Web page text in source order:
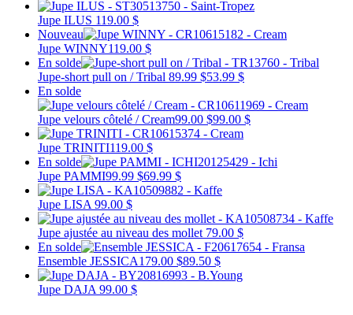
Jupe ILUS 119.00 $
Nouveau
Jupe WINNY119.00 $
En solde
Jupe-short pull on / Tribal 89.99 $53.99 $
En solde
Jupe velours côtelé / Cream99.00 $99.00 $
Jupe TRINITI119.00 $
En solde
Jupe PAMMI99.99 $69.99 $
Jupe LISA 99.00 $
Jupe ajustée au niveau des mollet 79.00 $
En solde
Ensemble JESSICA179.00 $89.50 $
Jupe DAJA 99.00 $